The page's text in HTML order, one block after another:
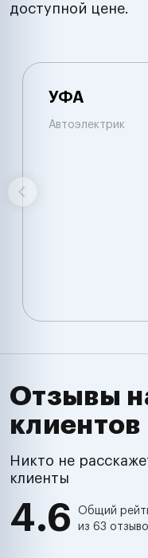
доступной цене.
УФА
Автоэлектрик
Отзывы
клиентов
Никто не
клиенты
4.6
Общий
из 63